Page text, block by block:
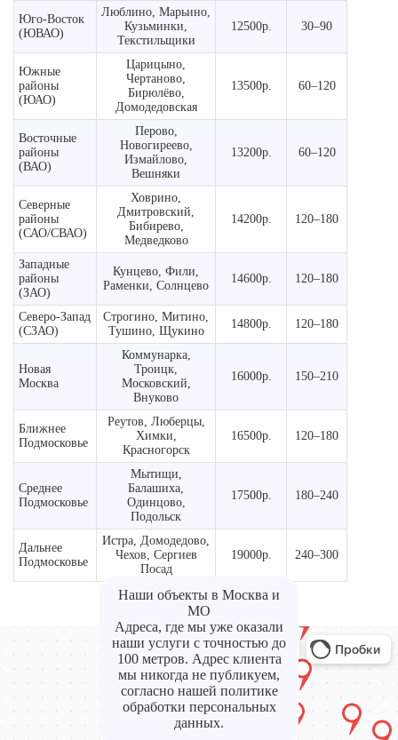
Юго-Восток
(ЮВАО)
Люблино, Марьино,
Кузьминки,
Текстильщики
12500р. 30–90
Южные
районы
(ЮАО)
Царицыно,
Чертаново,
Бирюлёво,
Домодедовская
13500р. 60–120
Восточные
районы
(ВАО)
Перово,
Новогиреево,
Измайлово,
Вешняки
13200р. 60–120
Северные
районы
(САО/СВАО)
Ховрино,
Дмитровский,
Бибирево,
Медведково
14200р. 120–180
Западные
районы
(ЗАО)
Кунцево, Фили,
Раменки, Солнцево
14600р. 120–180
Северо-Запад
(СЗАО)
Строгино, Митино,
Тушино, Щукино
14800р. 120–180
Новая
Москва
Коммунарка,
Троицк,
Московский,
Внуково
16000р. 150–210
Ближнее
Подмосковье
Реутов, Люберцы,
Химки,
Красногорск
16500р. 120–180
Среднее
Подмосковье
Мытищи,
Балашиха,
Одинцово,
Подольск
17500р. 180–240
Дальнее
Подмосковье
Истра, Домодедово,
Чехов, Сергиев
Посад
19000р. 240–300
Наши объекты в Москва и
МО
Адреса, где мы уже оказали
наши услуги с точностью до
100 метров. Адрес клиента
мы никогда не публикуем,
согласно нашей политике
обработки персональных
данных.